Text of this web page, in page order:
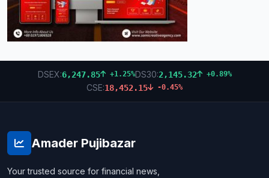
DSEX:6,247.85 +1.25%DS30:2,145.32 +0.89%
CSE:18,452.15 -0.45%
Amader Pujibazar
Your trusted source for financial news,